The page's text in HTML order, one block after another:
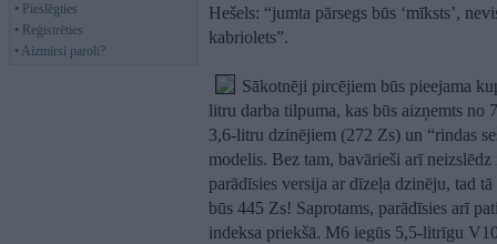
• Pieslēgties
• Reģistrēties
• Aizmirsi paroli?
Hešels: “jumta pārsegs būs ‘mīksts’,
kabriolets”.
Sākotnēji pircējiem būs pieejama
litru darba tilpuma, kas būs aizņemts no
3,6-litru dzinējiem (272 Zs) un “rindas
modelis. Bez tam, bavārieši arī
parādīsies versija ar dīzeļa dzinēju, tad
būs 445 Zs! Saprotams, parādīsies arī
indeksa priekšā. M6 iegūs 5,5-litrīgu